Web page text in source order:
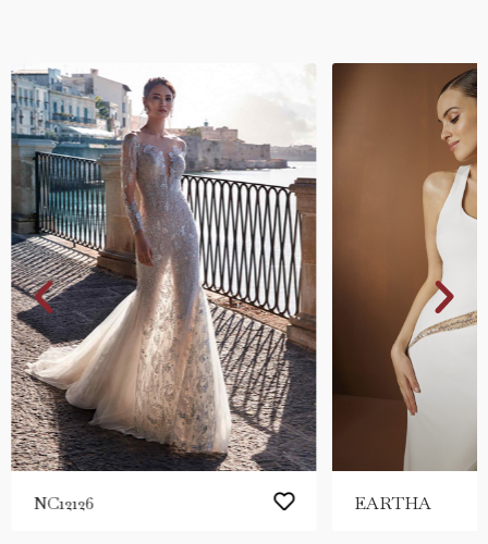
NC12126 EARTHA